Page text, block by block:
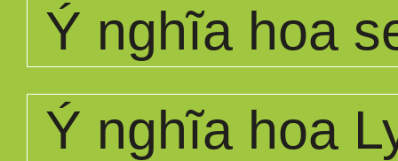
Ý nghĩa hoa
Ý nghĩa hoa